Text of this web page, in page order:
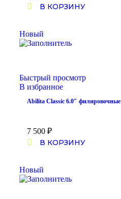
В КОРЗИНУ
Новый
Быстрый просмотр
В избранное
Abilita Classic 6.0″ филировочные
7 500 ₽
В КОРЗИНУ
Новый